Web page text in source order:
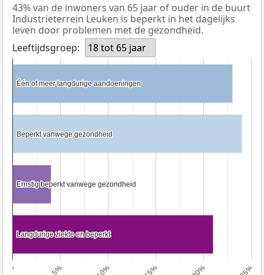
43% van de inwoners van 65 jaar of ouder in de buurt
Industrieterrein Leuken is beperkt in het dagelijks
leven door problemen met de gezondheid.
Leeftijdsgroep:
18 tot 65 jaar
0% 5% 10% 15% 20% 25%
Één of meer langdurige aandoeningen
Één of meer langdurige aandoeningen
Beperkt vanwege gezondheid
Beperkt vanwege gezondheid
Ernstig beperkt vanwege gezondheid
Ernstig beperkt vanwege gezondheid
Langdurige ziekte en beperkt
Langdurige ziekte en beperkt